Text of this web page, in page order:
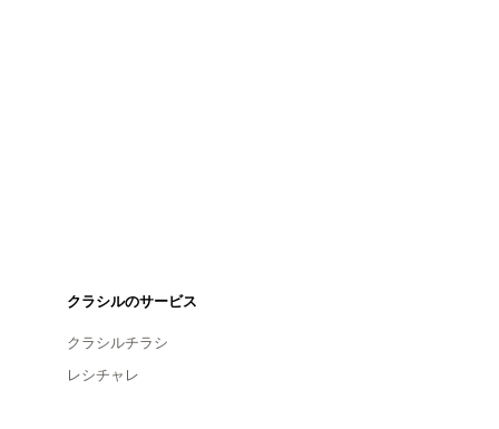
クラシルのサービス
クラシルチラシ
レシチャレ